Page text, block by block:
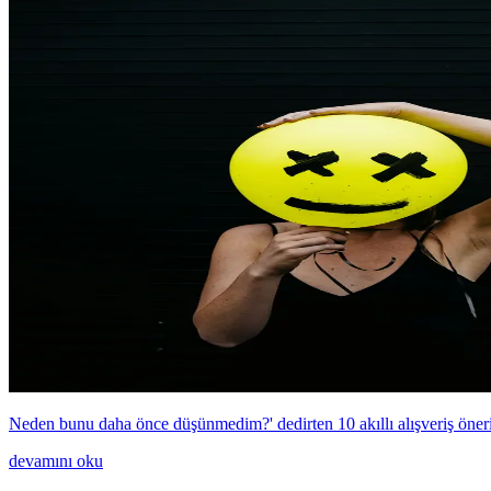
Neden bunu daha önce düşünmedim?' dedirten 10 akıllı alışveriş
devamını oku